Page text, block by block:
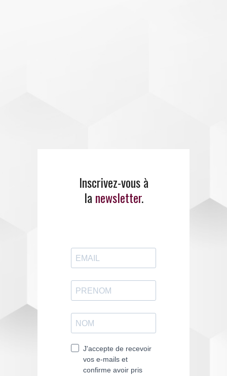
ENTREZ EN CONTACT
AVEC EMANCIPE
Inscrivez-vous à
la newsletter.